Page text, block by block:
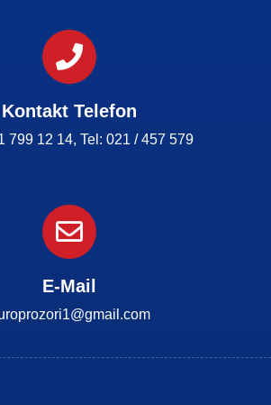
Kontakt Telefon
799 12 14, Tel: 021 / 457 579
E-Mail